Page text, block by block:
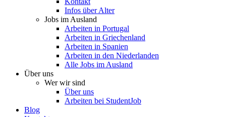
Infos über Alter
Jobs im Ausland
Arbeiten in Portugal
Arbeiten in Griechenland
Arbeiten in Spanien
Arbeiten in den Niederlanden
Alle Jobs im Ausland
Über uns
Wer wir sind
Über uns
Arbeiten bei StudentJob
Blog